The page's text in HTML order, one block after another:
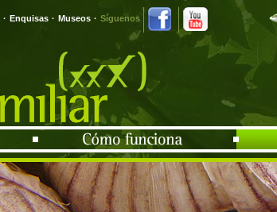
· Enquisas · Museos · Síguenos